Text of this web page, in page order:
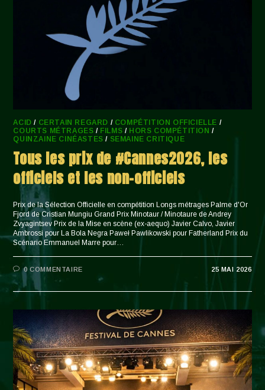
ACID / CERTAIN REGARD / COMPÉTITION OFFICIELLE /
COURTS MÉTRAGES / FILMS / HORS COMPÉTITION /
QUINZAINE CINÉASTES / SEMAINE CRITIQUE
Tous les prix de #Cannes2026, les
officiels et les non-officiels
Prix de la Sélection Officielle en compétition Longs métrages Palme d'Or
Fjord de Cristian Mungiu Grand Prix Minotaur / Minotaure de Andrey
Zvyagintsev Prix de la Mise en scène (ex-aequo) Javier Calvo, Javier
Ambrossi pour La Bola Negra Paweł Pawlikowski pour Fatherland Prix du
Scénario Emmanuel Marre pour…
0 COMMENTAIRE 25 MAI 2026